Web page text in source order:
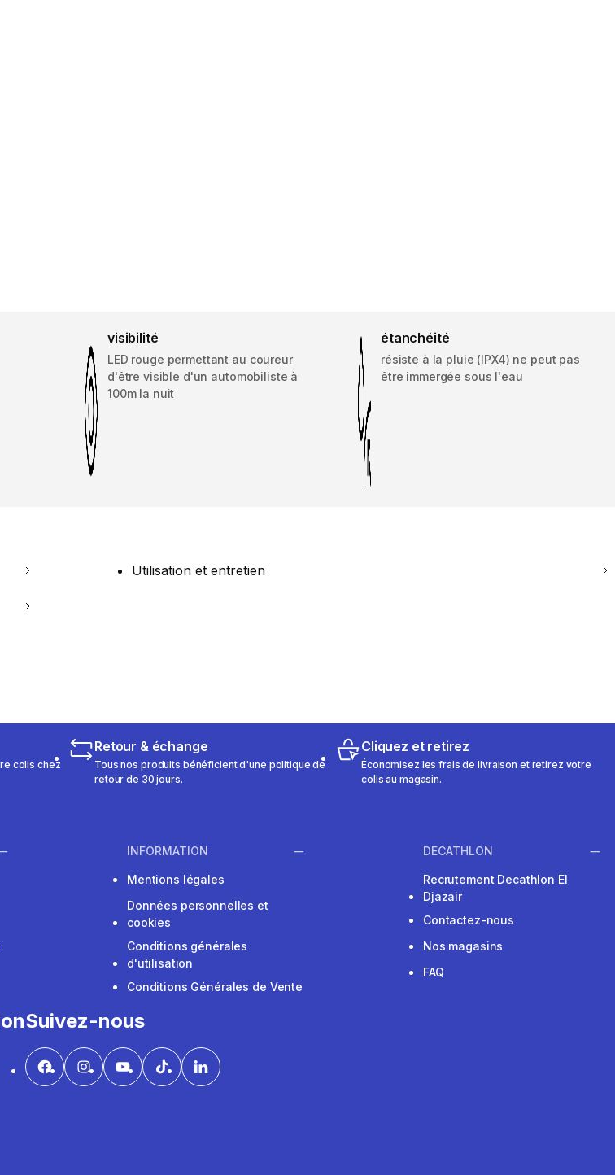
visibilité
LED rouge permettant au coureur
d'être visible d'un automobiliste à
100m la nuit
étanchéité
résiste à la pluie (IPX4) ne peut pas
être immergée sous l'eau
Utilisation et entretien
colis chez
Retour & échange
Tous nos produits bénéficient d'une politique de
retour de 30 jours.
Cliquez et retirez
Économisez les frais de livraison et retirez votre
colis au magasin.
INFORMATION
Mentions légales
Données personnelles et
cookies
Conditions générales
d'utilisation
Conditions Générales de Vente
DECATHLON
Recrutement Decathlon El
Djazair
Contactez-nous
Nos magasins
FAQ
Suivez-nous